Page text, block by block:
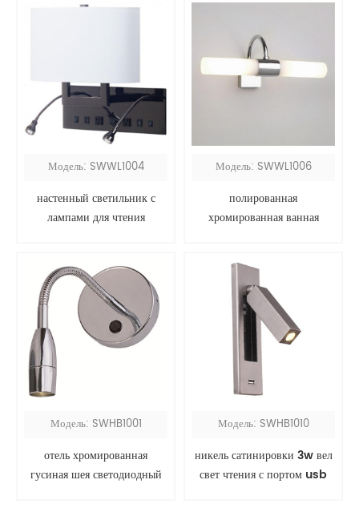
Модель: SWWL1004
настенный светильник с
лампами для чтения
Модель: SWWL1006
полированная
хромированная ванная
Модель: SWHB1001
отель хромированная
гусиная шея светодиодный
Модель: SWHB1010
никель сатинировки 3w вел
свет чтения с портом usb